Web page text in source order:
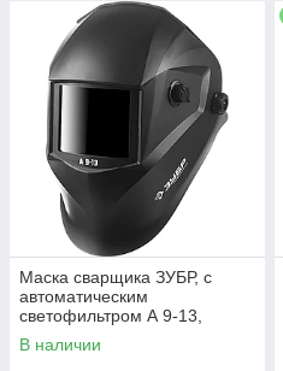
Маска сварщика ЗУБР, с
автоматическим
светофильтром А 9-13,
затемнение 4/9-13, серия
"Профессионал" (11076)
В наличии